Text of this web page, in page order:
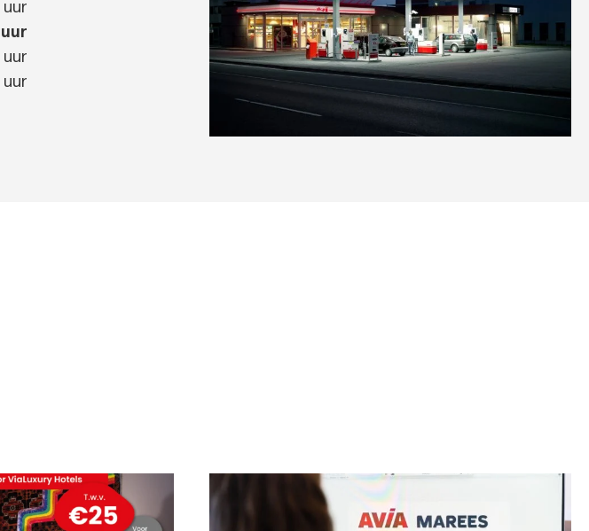
uur
uur
uur
uur